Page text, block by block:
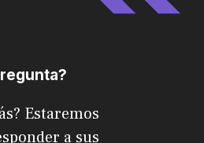
Estaremos
a sus